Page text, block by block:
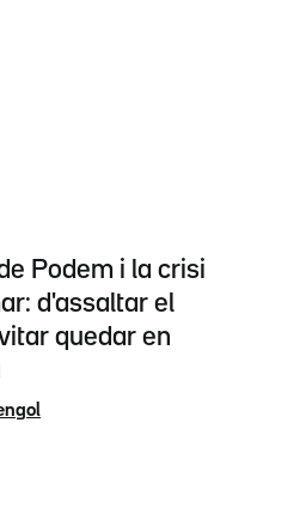
Podem i la crisi
d'assaltar el
quedar en